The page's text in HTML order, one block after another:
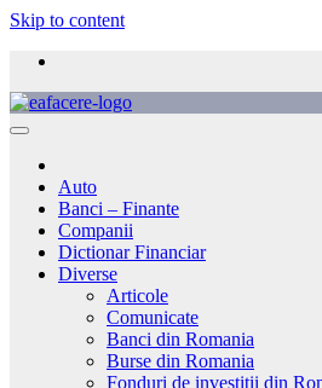
Skip to content
Auto
Banci – Finante
Companii
Dictionar Financiar
Diverse
Articole
Comunicate
Banci din Romania
Burse din Romania
Fonduri de investitii din